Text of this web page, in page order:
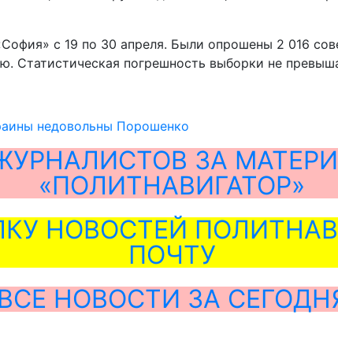
с 19 по 30 апреля. Были опрошены 2 016
Статистическая погрешность выборки не
недовольны Порошенко
ЗА
«ПОЛИТНАВИГАТОР»
НОВОСТЕЙ
ПОЧТУ
НОВОСТИ ЗА